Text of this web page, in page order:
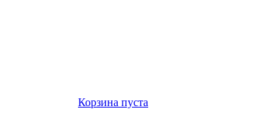
Корзина пуста